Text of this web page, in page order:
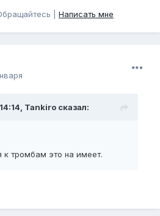
| Написать мне
Tankiro сказал:
к тромбам это на имеет.